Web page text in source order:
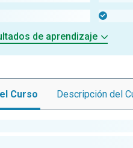
de aprendizaje
Curso Descripción del